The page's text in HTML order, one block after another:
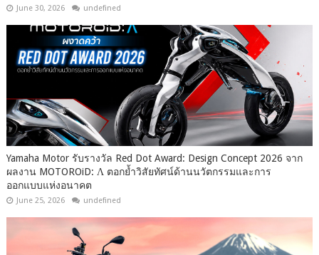
June 30, 2026 undefined
Yamaha Motor รับรางวัล Red Dot Award: Design Concept 2026 จาก
ผลงาน MOTOROiD: Λ ตอกย้ำวิสัยทัศน์ด้านนวัตกรรมและการ
ออกแบบแห่งอนาคต
June 25, 2026 undefined